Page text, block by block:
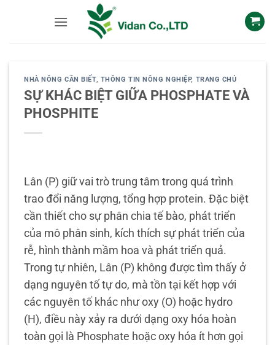
NHÀ NÔNG CẦN BIẾT, THÔNG TIN NÔNG NGHIỆP, TRANG CHỦ
SỰ KHÁC BIỆT GIỮA PHOSPHATE VÀ
PHOSPHITE
Lân (P) giữ vai trò trung tâm trong quá trình
trao đổi năng lượng, tổng hợp protein. Đặc biệt
cần thiết cho sự phân chia tế bào, phát triển
của mô phân sinh, kích thích sự phát triển của
rễ, hình thành mầm hoa và phát triển quả.
Trong tự nhiên, Lân (P) không được tìm thấy ở
dạng nguyên tố tự do, mà tồn tại kết hợp với
các nguyên tố khác như oxy (O) hoặc hydro
(H), điều này xảy ra dưới dạng oxy hóa hoàn
toàn gọi là Phosphate hoặc oxy hóa ít hơn gọi